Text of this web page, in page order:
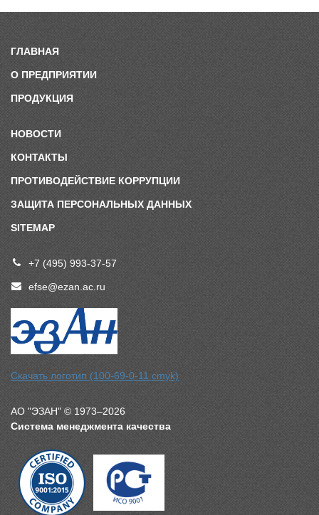
ГЛАВНАЯ
О ПРЕДПРИЯТИИ
ПРОДУКЦИЯ
НОВОСТИ
КОНТАКТЫ
ПРОТИВОДЕЙСТВИЕ КОРРУПЦИИ
ЗАЩИТА ПЕРСОНАЛЬНЫХ ДАННЫХ
SITEMAP
+7 (495) 993-37-57
efse@ezan.ac.ru
Скачать логотип (100-69-0-11 cmyk)
АО "ЭЗАН" © 1973–2026
Система менеджмента качества